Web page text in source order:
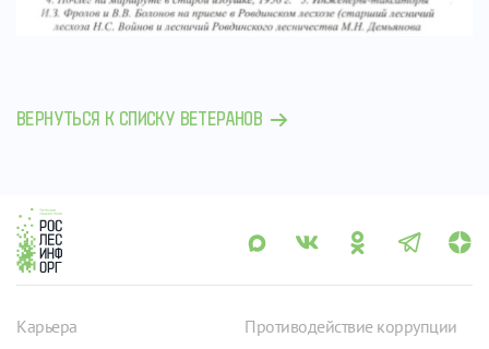
ВЕРНУТЬСЯ К СПИСКУ ВЕТЕРАНОВ
Карьера
Противодействие коррупции